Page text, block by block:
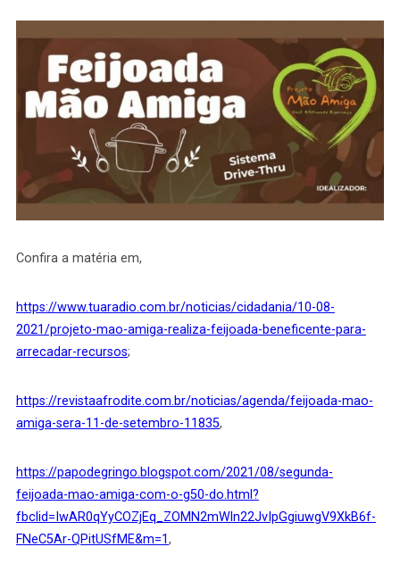
Confira a matéria em,
https://www.tuaradio.com.br/noticias/cidadania/10-08-
2021/projeto-mao-amiga-realiza-feijoada-beneficente-para-
arrecadar-recursos;
https://revistaafrodite.com.br/noticias/agenda/feijoada-mao-
amiga-sera-11-de-setembro-11835,
https://papodegringo.blogspot.com/2021/08/segunda-
feijoada-mao-amiga-com-o-g50-do.html?
fbclid=IwAR0qYyCOZjEq_ZOMN2mWln22JvIpGgiuwgV9XkB6f-
FNeC5Ar-QPitUSfME&m=1,